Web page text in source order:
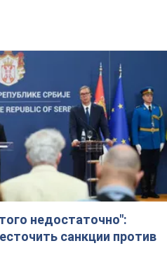
недостаточно":
санкции против